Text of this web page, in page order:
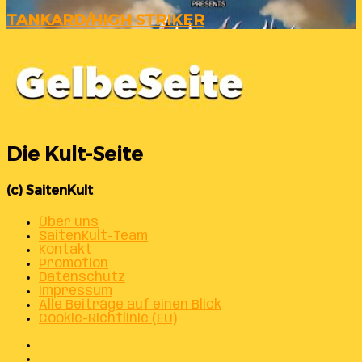
TANKARD/HIGH STRIKER
Die Kult-Seite
(c) SaitenKult
Über uns
SaitenKult-Team
Kontakt
Promotion
Datenschutz
Impressum
Alle Beiträge auf einen Blick
Cookie-Richtlinie (EU)